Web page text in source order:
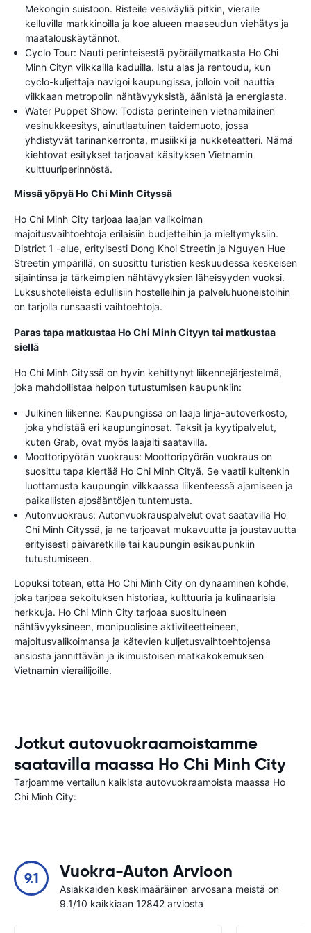
Mekongin suistoon. Risteile vesiväyliä pitkin, vieraile
kelluvilla markkinoilla ja koe alueen maaseudun viehätys ja
maatalouskäytännöt.
Cyclo Tour: Nauti perinteisestä pyöräilymatkasta Ho Chi
Minh Cityn vilkkailla kaduilla. Istu alas ja rentoudu, kun
cyclo-kuljettaja navigoi kaupungissa, jolloin voit nauttia
vilkkaan metropolin nähtävyyksistä, äänistä ja energiasta.
Water Puppet Show: Todista perinteinen vietnamilainen
vesinukkeesitys, ainutlaatuinen taidemuoto, jossa
yhdistyvät tarinankerronta, musiikki ja nukketeatteri. Nämä
kiehtovat esitykset tarjoavat käsityksen Vietnamin
kulttuuriperinnöstä.
Missä yöpyä Ho Chi Minh Cityssä
Ho Chi Minh City tarjoaa laajan valikoiman
majoitusvaihtoehtoja erilaisiin budjetteihin ja mieltymyksiin.
District 1 -alue, erityisesti Dong Khoi Streetin ja Nguyen Hue
Streetin ympärillä, on suosittu turistien keskuudessa keskeisen
sijaintinsa ja tärkeimpien nähtävyyksien läheisyyden vuoksi.
Luksushotelleista edullisiin hostelleihin ja palveluhuoneistoihin
on tarjolla runsaasti vaihtoehtoja.
Paras tapa matkustaa Ho Chi Minh Cityyn tai matkustaa
siellä
Ho Chi Minh Cityssä on hyvin kehittynyt liikennejärjestelmä,
joka mahdollistaa helpon tutustumisen kaupunkiin:
Julkinen liikenne: Kaupungissa on laaja linja-autoverkosto,
joka yhdistää eri kaupunginosat. Taksit ja kyytipalvelut,
kuten Grab, ovat myös laajalti saatavilla.
Moottoripyörän vuokraus: Moottoripyörän vuokraus on
suosittu tapa kiertää Ho Chi Minh Cityä. Se vaatii kuitenkin
luottamusta kaupungin vilkkaassa liikenteessä ajamiseen ja
paikallisten ajosääntöjen tuntemusta.
Autonvuokraus: Autonvuokrauspalvelut ovat saatavilla Ho
Chi Minh Cityssä, ja ne tarjoavat mukavuutta ja joustavuutta
erityisesti päiväretkille tai kaupungin esikaupunkiin
tutustumiseen.
Lopuksi totean, että Ho Chi Minh City on dynaaminen kohde,
joka tarjoaa sekoituksen historiaa, kulttuuria ja kulinaarisia
herkkuja. Ho Chi Minh City tarjoaa suosituineen
nähtävyyksineen, monipuolisine aktiviteetteineen,
majoitusvalikoimansa ja kätevien kuljetusvaihtoehtojensa
ansiosta jännittävän ja ikimuistoisen matkakokemuksen
Vietnamin vierailijoille.
Jotkut autovuokraamoistamme
saatavilla maassa Ho Chi Minh City
Tarjoamme vertailun kaikista autovuokraamoista maassa Ho
Chi Minh City:
9.1 Vuokra-Auton Arvioon
Asiakkaiden keskimääräinen arvosana meistä on
9.1/10 kaikkiaan 12842 arviosta